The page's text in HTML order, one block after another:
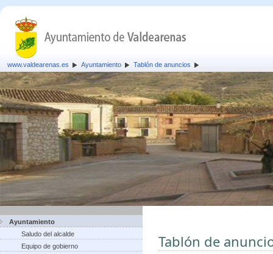
www.valdearenas.es Ayuntamiento Tablón de anuncios
Ayuntamiento
Saludo del alcalde
Equipo de gobierno
Tablón de